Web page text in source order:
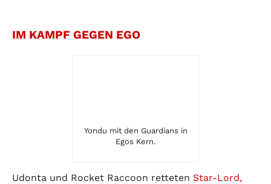
IM KAMPF GEGEN EGO
Yondu mit den Guardians in
Egos Kern.
Udonta und Rocket Raccoon retteten Star-Lord,